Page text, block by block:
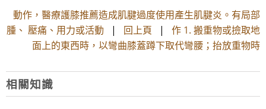
動作，醫療護膝推薦造成肌腱過度使用產生肌腱炎。有局部
腫、 壓痛、用力或活動 | 回上頁 | 作 1. 搬重物或撿取地
面上的東西時，以彎曲膝蓋蹲下取代彎腰；抬放重物時
相關知識